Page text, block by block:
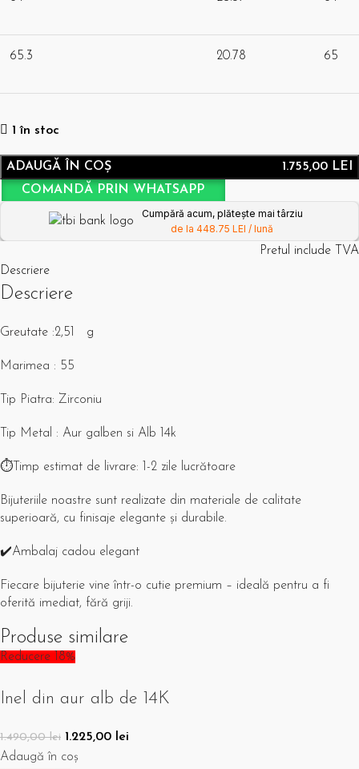
65.3 20.78 65
1 în stoc
1.755,00 LEI
ADAUGĂ ÎN COȘ
Cumpără acum, plătește mai târziu
de la 448.75 LEI / lună
COMANDĂ PRIN WHATSAPP
Pretul include TVA
Descriere
Descriere
Greutate :2,51 g
Marimea : 55
Tip Piatra: Zirconiu
Tip Metal : Aur galben si Alb 14k
⏱️Timp estimat de livrare: 1-2 zile lucrătoare
Bijuteriile noastre sunt realizate din materiale de calitate
superioară, cu finisaje elegante și durabile.
✔️Ambalaj cadou elegant
Fiecare bijuterie vine într-o cutie premium – ideală pentru a fi
oferită imediat, fără griji.
Produse similare
Reducere 18%
Inel din aur alb de 14K
1.490,00lei 1.225,00 lei
Adaugă în coș